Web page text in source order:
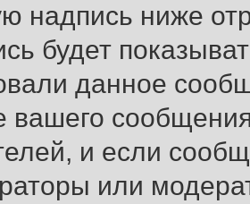
надпись ниже
будет
данное
вашего
и если
или